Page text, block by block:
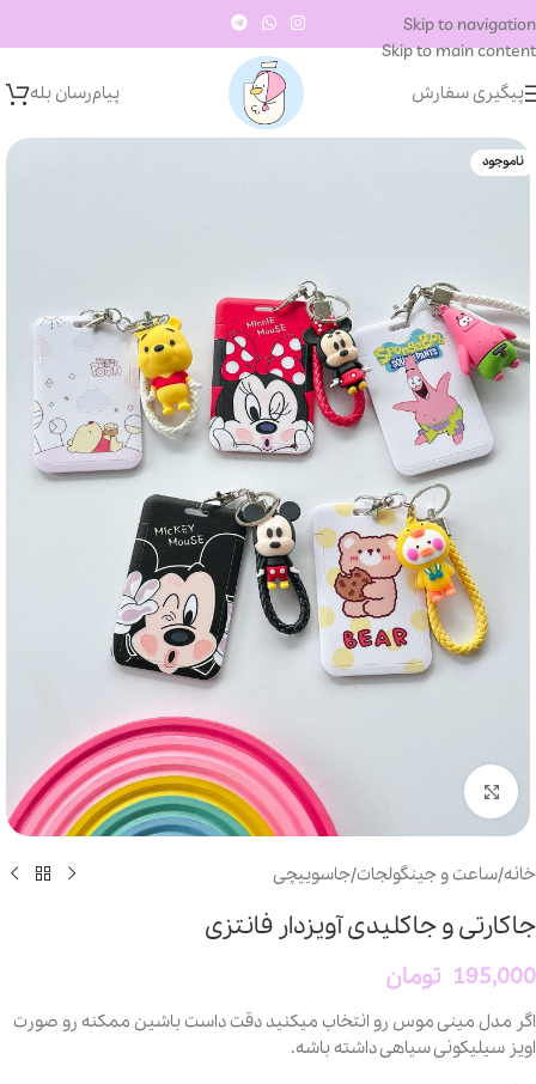
Skip to navigation
Skip to main content
پیگیری سفارش
پیام‌رسان‌ بله
ناموجود
بزرگنمایی تصویر
خانه/ساعت و جینگولجات/جاسوییچی
جاکارتی و جاکلیدی آویزدار فانتزی
195,000 تومان
اگر مدل مینی موس رو انتخاب میکنید دقت داست باشین ممکنه رو صورت
اویز سیلیکونی سیاهی داشته باشه.